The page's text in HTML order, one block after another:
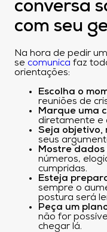
conversa
com seu
Na hora de pedir
se comunica faz
orientações:
Escolha o
reuniões de
Marque uma
diretamente e
Seja objetivo,
seus
Mostre
números,
cumpridas.
Esteja
sempre o
postura será
Peça um
não for
chegar lá.